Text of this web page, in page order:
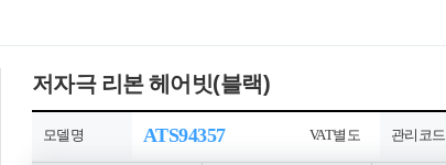
저자극 리본 헤어빗(블랙)
모델명 ATS94357 VAT별도 관리코드